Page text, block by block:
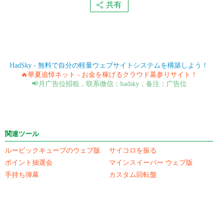
共有
HadSky - 無料で自分の軽量ウェブサイトシステムを構築しよう！
🔥華夏追悼ネット - お金を稼げるクラウド墓参りサイト！
📢月广告位招租，联系微信：hadsky，备注：广告位
関連ツール
ルービックキューブのウェブ版
サイコロを振る
ポイント抽選会
マインスイーパー ウェブ版
手持ち弾幕
カスタム回転盤